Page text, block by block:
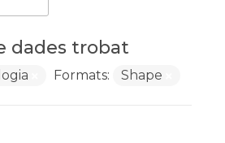
dades trobat
Formats: Shape